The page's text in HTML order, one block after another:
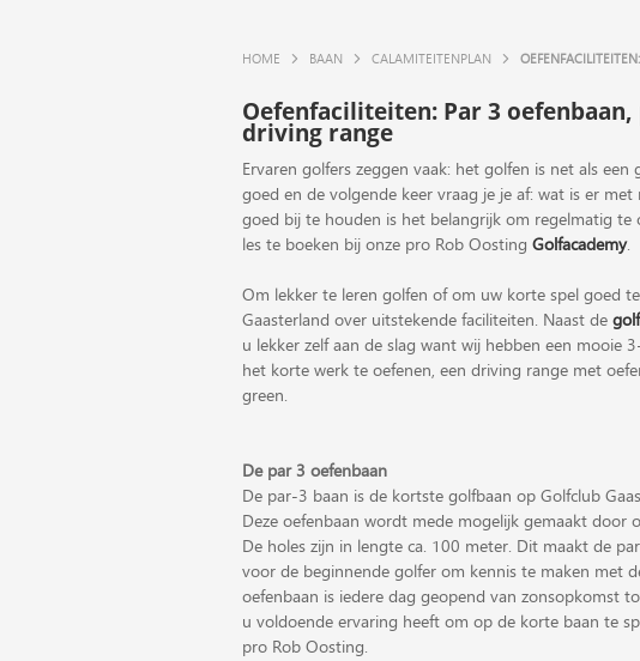
HOME BAAN CALAMITEITENPLAN
Oefenfaciliteiten: Par 3
driving range
Ervaren golfers zeggen vaak: het golfen is net als
goed en de volgende keer vraag je je af: wat is er
goed bij te houden is het belangrijk om regelmatig te
les te boeken bij onze pro Rob Oosting Golfacademy.
Om lekker te leren golfen of om uw korte spel goed
Gaasterland over uitstekende faciliteiten. Naast de
u lekker zelf aan de slag want wij hebben een mooie
het korte werk te oefenen, een driving range met
green.
De par 3 oefenbaan
De par-3 baan is de kortste golfbaan op Golfclub
Deze oefenbaan wordt mede mogelijk gemaakt door
De holes zijn in lengte ca. 100 meter. Dit maakt de
voor de beginnende golfer om kennis te maken met
oefenbaan is iedere dag geopend van zonsopkomst
u voldoende ervaring heeft om op de korte baan te
pro Rob Oosting.